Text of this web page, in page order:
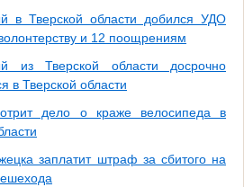
в Тверской области добился УДО
и 12 поощрениям
из Тверской области досрочно
в Тверской области
дело о краже велосипеда в
заплатит штраф за сбитого на